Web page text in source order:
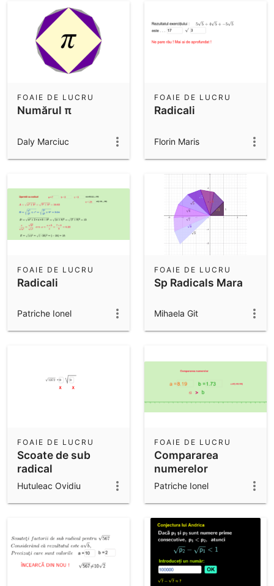
Numărul π
FOAIE DE LUCRU
Daly Marciuc
Radicali
FOAIE DE LUCRU
Florin Maris
Radicali
FOAIE DE LUCRU
Patriche Ionel
Sp Radicals Mara
FOAIE DE LUCRU
Mihaela Git
Scoate de sub
radical
FOAIE DE LUCRU
Hutuleac Ovidiu
Compararea
numerelor
FOAIE DE LUCRU
Patriche Ionel